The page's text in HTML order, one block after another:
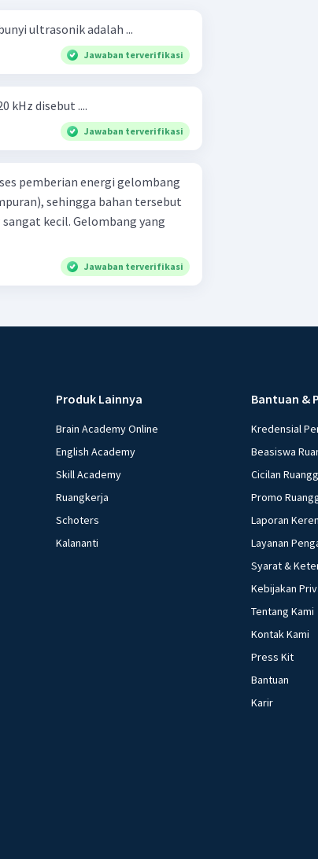
ultrasonik adalah ...
Jawaban terverifikasi
kHz disebut ....
Jawaban terverifikasi
pemberian energi gelombang
sehingga bahan tersebut
kecil. Gelombang yang
Jawaban terverifikasi
Produk Lainnya
Brain Academy Online
English Academy
Skill Academy
Ruangkerja
Schoters
Kalananti
Bantuan &
Kredensial
Beasiswa
Cicilan
Promo
Laporan
Layanan
Syarat &
Kebijakan
Tentang Kami
Kontak Kami
Press Kit
Bantuan
Karir